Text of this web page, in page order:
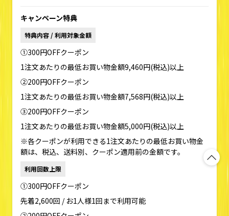
キャンペーン特典
特典内容 / 利用対象金額
①300円OFFクーポン
1注文あたりの最低お買い物金額9,460円(税込)以上
②200円OFFクーポン
1注文あたりの最低お買い物金額7,568円(税込)以上
③200円OFFクーポン
1注文あたりの最低お買い物金額5,000円(税込)以上
※各クーポンが利用できる1注文あたりの最低お買い物金
額は、税込、送料別、クーポン適用前の金額です。
利用回数上限
①300円OFFクーポン
先着2,600回 / お1人様1回まで利用可能